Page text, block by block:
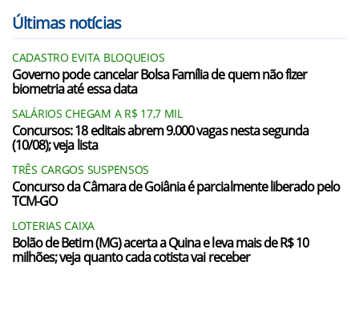
Últimas notícias
CADASTRO EVITA BLOQUEIOS
Governo pode cancelar Bolsa Família de quem não fizer
biometria até essa data
SALÁRIOS CHEGAM A R$ 17,7 MIL
Concursos: 18 editais abrem 9.000 vagas nesta segunda
(10/08); veja lista
TRÊS CARGOS SUSPENSOS
Concurso da Câmara de Goiânia é parcialmente liberado pelo
TCM-GO
LOTERIAS CAIXA
Bolão de Betim (MG) acerta a Quina e leva mais de R$ 10
milhões; veja quanto cada cotista vai receber